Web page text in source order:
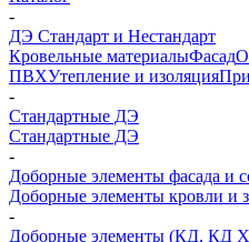
-
ДЭ Стандарт и Нестандарт
Кровельные материалыФасад
ПВХУтепление и изоляция
-
Стандартные ДЭ
Стандартные ДЭ
-
Доборные элементы фасада и
Доборные элементы кровли и
-
Доборные элементы (КД, КД